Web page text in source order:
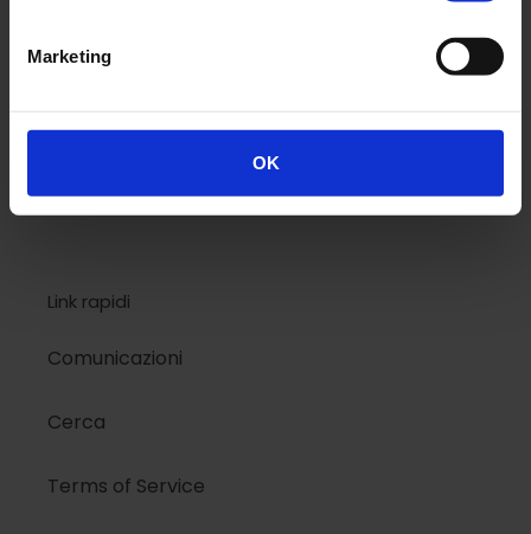
Marketing
OK
Design
Colors
Kids
Link rapidi
Comunicazioni
Cerca
Terms of Service